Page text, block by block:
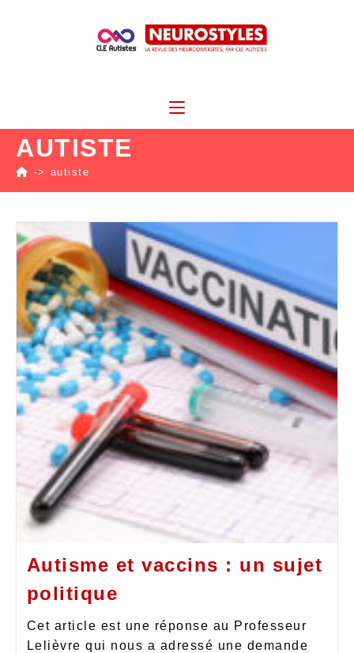
AUTISTE
-> autiste
Autisme et vaccins : un sujet
politique
Cet article est une réponse au Professeur
Lelièvre qui nous a adressé une demande